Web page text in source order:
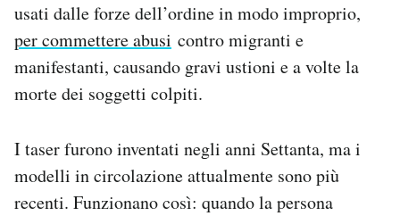
usati dalle forze dell’ordine in modo improprio,
per commettere abusi contro migranti e
manifestanti, causando gravi ustioni e a volte la
morte dei soggetti colpiti.
I taser furono inventati negli anni Settanta, ma i
modelli in circolazione attualmente sono più
recenti. Funzionano così: quando la persona